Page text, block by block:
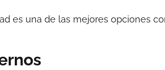
es una de las mejores opciones